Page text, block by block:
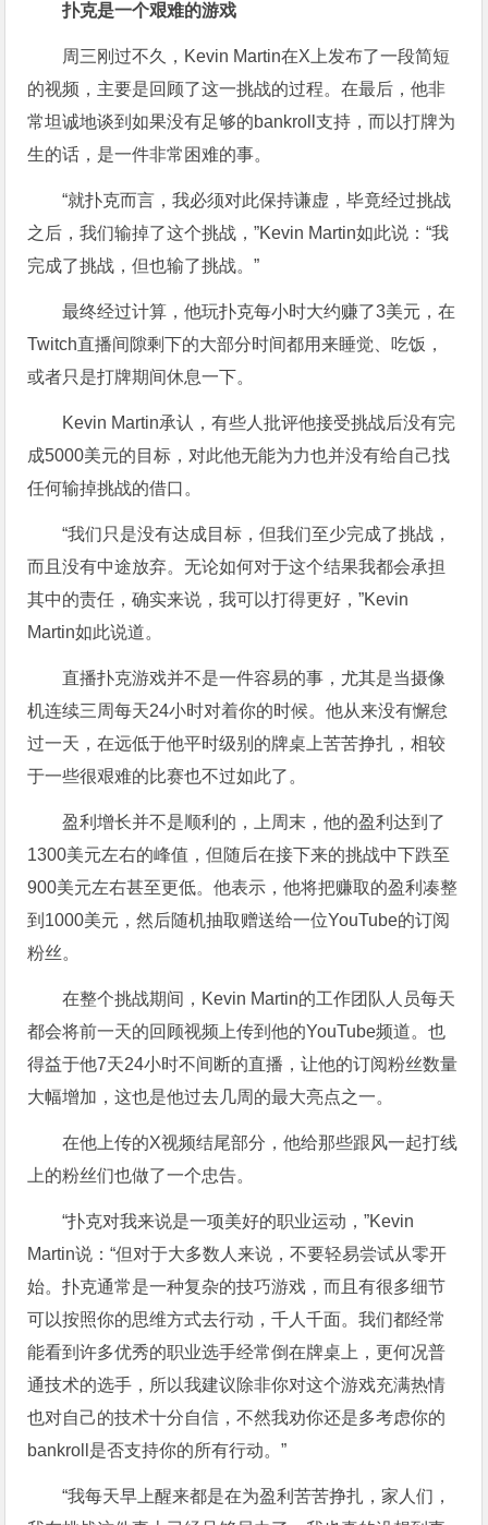
扑克是一个艰难的游戏
周三刚过不久，Kevin Martin在X上发布了一段简短
的视频，主要是回顾了这一挑战的过程。在最后，他非
常坦诚地谈到如果没有足够的bankroll支持，而以打牌为
生的话，是一件非常困难的事。
“就扑克而言，我必须对此保持谦虚，毕竟经过挑战
之后，我们输掉了这个挑战，”Kevin Martin如此说：“我
完成了挑战，但也输了挑战。”
最终经过计算，他玩扑克每小时大约赚了3美元，在
Twitch直播间隙剩下的大部分时间都用来睡觉、吃饭，
或者只是打牌期间休息一下。
Kevin Martin承认，有些人批评他接受挑战后没有完
成5000美元的目标，对此他无能为力也并没有给自己找
任何输掉挑战的借口。
“我们只是没有达成目标，但我们至少完成了挑战，
而且没有中途放弃。无论如何对于这个结果我都会承担
其中的责任，确实来说，我可以打得更好，”Kevin
Martin如此说道。
直播扑克游戏并不是一件容易的事，尤其是当摄像
机连续三周每天24小时对着你的时候。他从来没有懈怠
过一天，在远低于他平时级别的牌桌上苦苦挣扎，相较
于一些很艰难的比赛也不过如此了。
盈利增长并不是顺利的，上周末，他的盈利达到了
1300美元左右的峰值，但随后在接下来的挑战中下跌至
900美元左右甚至更低。他表示，他将把赚取的盈利凑整
到1000美元，然后随机抽取赠送给一位YouTube的订阅
粉丝。
在整个挑战期间，Kevin Martin的工作团队人员每天
都会将前一天的回顾视频上传到他的YouTube频道。也
得益于他7天24小时不间断的直播，让他的订阅粉丝数量
大幅增加，这也是他过去几周的最大亮点之一。
在他上传的X视频结尾部分，他给那些跟风一起打线
上的粉丝们也做了一个忠告。
“扑克对我来说是一项美好的职业运动，”Kevin
Martin说：“但对于大多数人来说，不要轻易尝试从零开
始。扑克通常是一种复杂的技巧游戏，而且有很多细节
可以按照你的思维方式去行动，千人千面。我们都经常
能看到许多优秀的职业选手经常倒在牌桌上，更何况普
通技术的选手，所以我建议除非你对这个游戏充满热情
也对自己的技术十分自信，不然我劝你还是多考虑你的
bankroll是否支持你的所有行动。”
“我每天早上醒来都是在为盈利苦苦挣扎，家人们，